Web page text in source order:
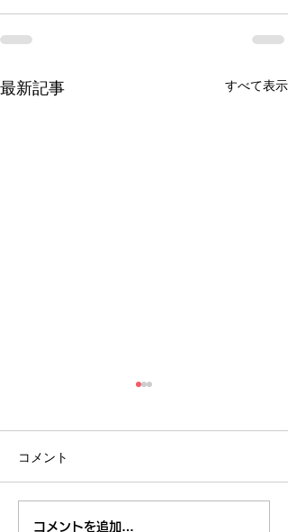
最新記事 すべて表示
コメント
コメントを追加…